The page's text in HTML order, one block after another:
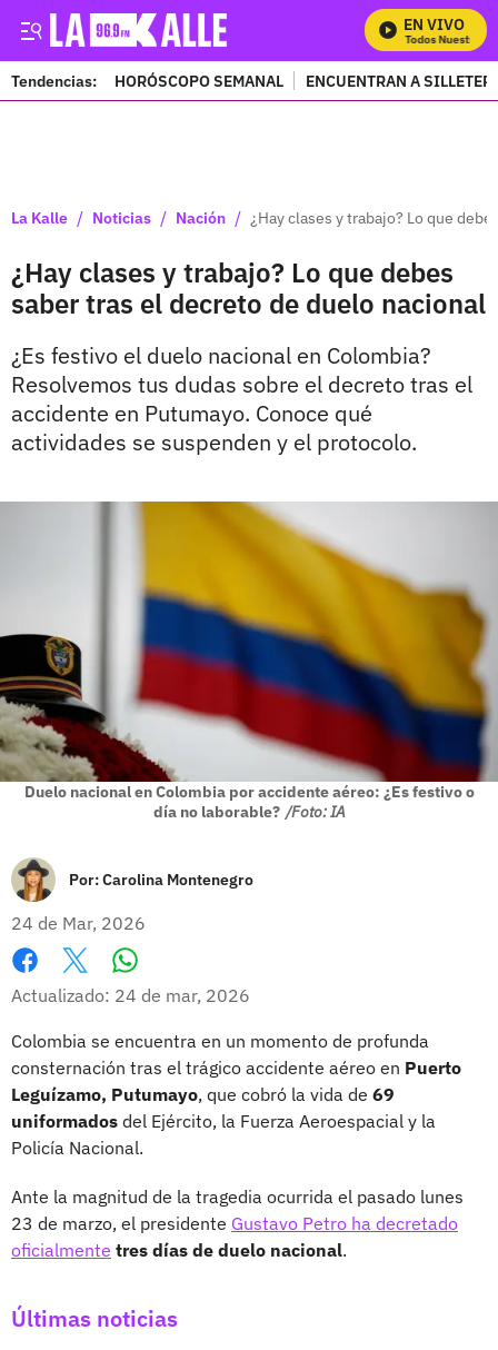
EN VIVO
Mira Todos Nuestros
Tendencias: HORÓSCOPO SEMANAL ENCUENTRAN A
La Kalle / Noticias / Nación / ¿Hay clases y trabajo? Lo que
¿Hay clases y trabajo? Lo que debes
saber tras el decreto de duelo nacional
¿Es festivo el duelo nacional en Colombia?
Resolvemos tus dudas sobre el decreto tras el
accidente en Putumayo. Conoce qué
actividades se suspenden y el protocolo.
Duelo nacional en Colombia por accidente aéreo: ¿Es festivo o
día no laborable? /Foto: IA
Por:Carolina Montenegro
24 de Mar, 2026
Facebook
X
Actualizado: 24 de mar, 2026
Colombia se encuentra en un momento de profunda
consternación tras el trágico accidente aéreo en Puerto
Leguízamo, Putumayo, que cobró la vida de 69
uniformados del Ejército, la Fuerza Aeroespacial y la
Policía Nacional.
Ante la magnitud de la tragedia ocurrida el pasado lunes
23 de marzo, el presidente Gustavo Petro ha decretado
oficialmente tres días de duelo nacional.
Últimas noticias